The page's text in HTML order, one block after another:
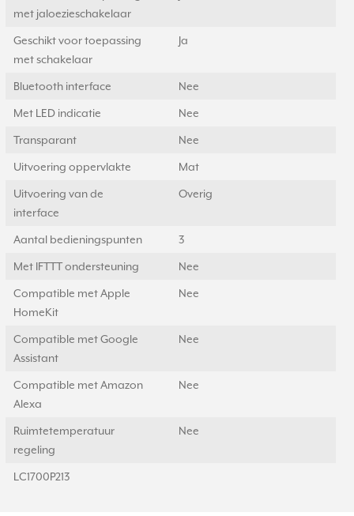
met jaloezieschakelaar
Geschikt voor toepassing
met schakelaar
Ja
Bluetooth interface Nee
Met LED indicatie Nee
Transparant Nee
Uitvoering oppervlakte Mat
Uitvoering van de
interface
Overig
Aantal bedieningspunten 3
Met IFTTT ondersteuning Nee
Compatible met Apple
HomeKit
Nee
Compatible met Google
Assistant
Nee
Compatible met Amazon
Alexa
Nee
Ruimtetemperatuur
regeling
Nee
LC1700P213